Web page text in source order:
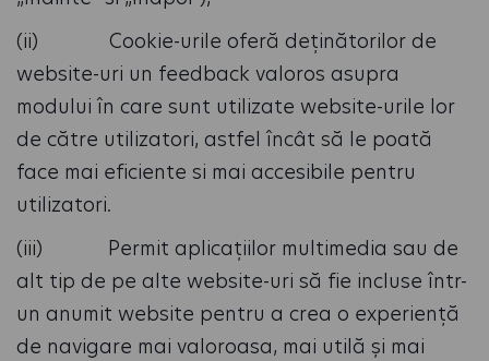
(ii) Cookie-urile oferă deținătorilor de
website-uri un feedback valoros asupra
modului în care sunt utilizate website-urile lor
de către utilizatori, astfel încât să le poată
face mai eficiente si mai accesibile pentru
utilizatori.
(iii) Permit aplicațiilor multimedia sau de
alt tip de pe alte website-uri să fie incluse într-
un anumit website pentru a crea o experiență
de navigare mai valoroasa, mai utilă și mai